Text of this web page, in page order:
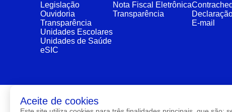
Legislação
Ouvidoria
Transparência
Unidades Escolares
Unidades de Saúde
eSIC
Nota Fiscal Eletrônica
Transparência
E-mail
Aceite de cookies